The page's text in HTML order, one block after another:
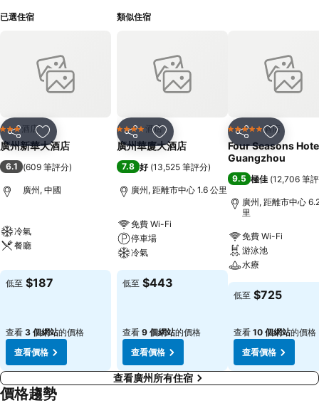
已選住宿
分享 放到收藏夾
3 星級酒店
廣州新華大酒店
6.1 (609 筆評分)
廣州, 中國
冷氣
餐廳
低至 $187
查看 3 個網站的價格
查看價格
類似住宿
分享 放到收藏夾
4 星級 酒店
廣州華廈大酒店
7.8 好 (13,525 筆評分)
廣州, 距離市中心 1.6 公里
免費 Wi-Fi
停車場
冷氣
低至 $443
查看 9 個網站的價格
查看價格
分享 放到收藏
5 星級 酒店
Four Seasons
Guangzhou
9.5 極佳 (12,706 筆
廣州, 距離市中心
里
免費 Wi-Fi
游泳池
水療
低至 $725
查看 10 個網站的價格
查看價格
查看廣州所有住宿
價格趨勢